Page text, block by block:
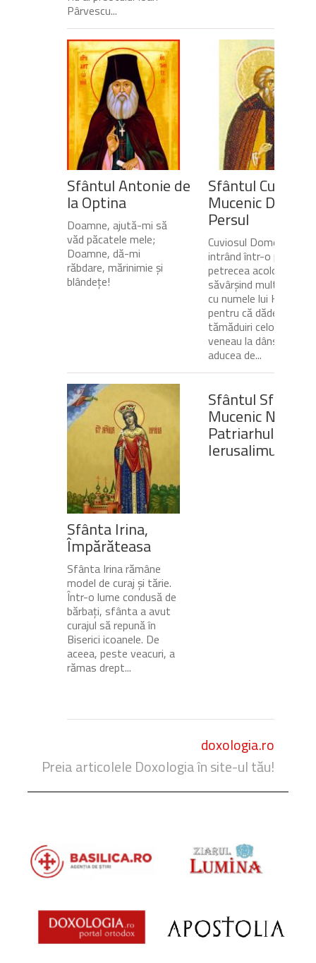
Pârvescu...
Sfântul Antonie de
la Optina
Doamne, ajută-mi să
văd păcatele mele;
Doamne, dă-mi
răbdare, mărinimie şi
blândeţe!
Sfântul Cuvios
Mucenic
Persul
Cuviosul Dometie
intrând într-o peșteră,
petrecea acolo
săvârșind multe minuni
cu numele lui Hristos,
pentru că dădea
tămăduiri celor ce
veneau la dânsul și îi
aducea de...
Sfânta Irina,
Împărăteasa
Sfânta Irina rămâne
model de curaj și tărie.
Într-o lume condusă de
bărbați, sfânta a avut
curajul să repună în
Biserici icoanele. De
aceea, peste veacuri, a
rămas drept...
Sfântul Sfinţit
Mucenic Narcis,
Patriarhul
Ierusalimului
doxologia.ro
Preia articolele Doxologia în site-ul tău!